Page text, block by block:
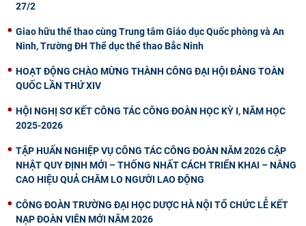
27/2
Giao hữu thể thao cùng Trung tâm Giáo dục Quốc phòng và An
Ninh, Trường ĐH Thể dục thể thao Bắc Ninh
HOẠT ĐỘNG CHÀO MỪNG THÀNH CÔNG ĐẠI HỘI ĐẢNG TOÀN
QUỐC LẦN THỨ XIV
HỘI NGHỊ SƠ KẾT CÔNG TÁC CÔNG ĐOÀN HỌC KỲ I, NĂM HỌC
2025-2026
TẬP HUẤN NGHIỆP VỤ CÔNG TÁC CÔNG ĐOÀN NĂM 2026 CẬP
NHẬT QUY ĐỊNH MỚI – THỐNG NHẤT CÁCH TRIỂN KHAI – NÂNG
CAO HIỆU QUẢ CHĂM LO NGƯỜI LAO ĐỘNG
CÔNG ĐOÀN TRƯỜNG ĐẠI HỌC DƯỢC HÀ NỘI TỔ CHỨC LỄ KẾT
NẠP ĐOÀN VIÊN MỚI NĂM 2026